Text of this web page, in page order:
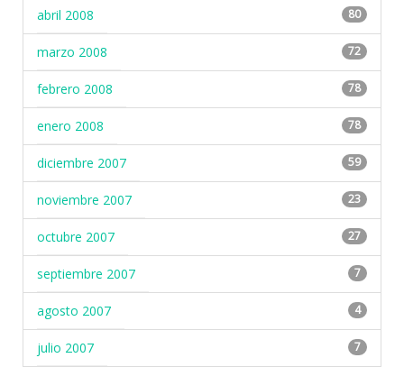
abril 2008 80
marzo 2008 72
febrero 2008 78
enero 2008 78
diciembre 2007 59
noviembre 2007 23
octubre 2007 27
septiembre 2007 7
agosto 2007 4
julio 2007 7